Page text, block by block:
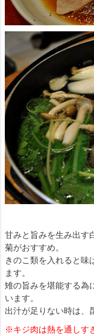
甘みと旨みを生み出す
菊がおすすめ。
きのこ類を入れると味
ます。
雉の旨みを堪能する為
います。
出汁が足りない時は、
※キジ肉は熱を通しす